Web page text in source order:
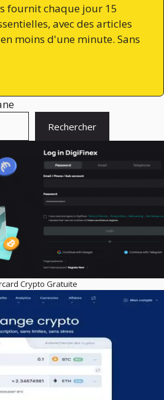
fournit chaque jour 15
avec des articles
moins d'une minute. Sans
Rechercher
Crypto Gratuite